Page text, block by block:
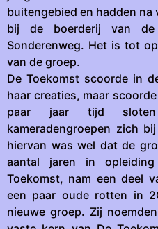
buitengebied en hadden na
bij de boerderij van
Sonderenweg. Het is tot
van de groep.
De Toekomst scoorde in
haar creaties, maar
paar jaar tijd sloten
kameradengroepen zich
hiervan was wel dat de
aantal jaren in
Toekomst, nam een deel
een paar oude rotten in
nieuwe groep. Zij